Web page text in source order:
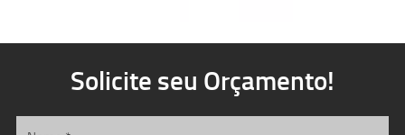
Solicite seu Orçamento!